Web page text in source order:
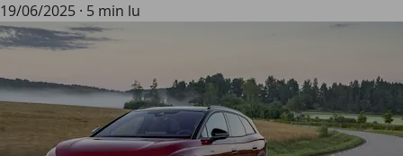
19/06/2025 · 5 min lu